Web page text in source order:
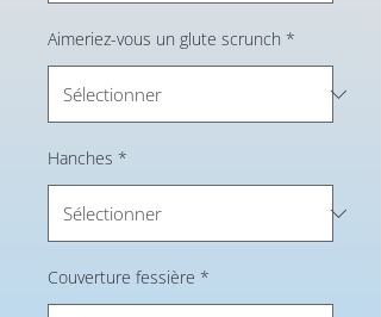
Aimeriez-vous un glute scrunch *
Hanches *
Couverture fessière *